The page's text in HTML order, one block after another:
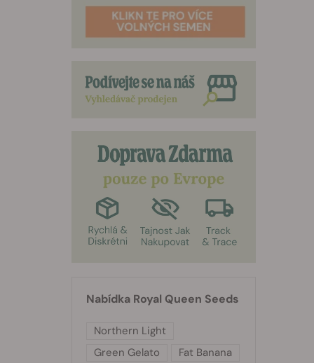
Nabídka Royal Queen Seeds
Northern Light
Green Gelato
Fat Banana